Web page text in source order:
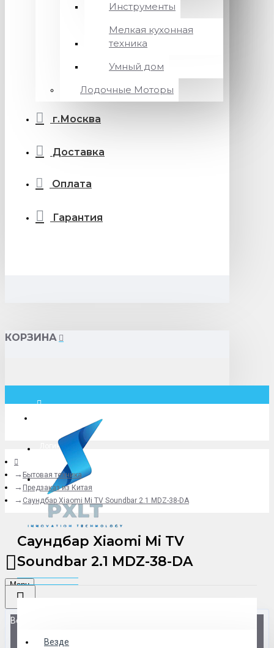
Инструменты
Мелкая кухонная
техника
Умный дом
Лодочные Моторы
г.Москва
Доставка
Оплата
Гарантия
КОРЗИНА
Логин
+79775619766
Menu
Везде
Везде
Бытовая техника
Предзаказ из Китая
Саундбар Xiaomi Mi TV Soundbar 2.1 MDZ-38-DA
Саундбар Xiaomi Mi TV
Soundbar 2.1 MDZ-38-DA